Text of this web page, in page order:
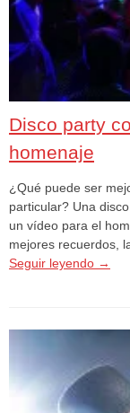
Disco party
homenaje
¿Qué puede ser
particular? Una
un vídeo para el
mejores recuerdos,
Seguir leyendo →